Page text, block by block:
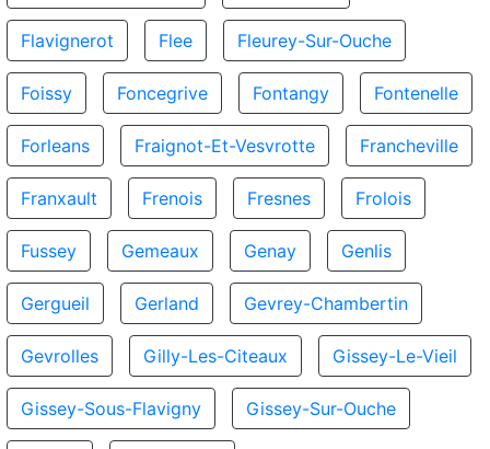
Flavignerot Flee Fleurey-Sur-Ouche
Foissy Foncegrive Fontangy Fontenelle
Forleans Fraignot-Et-Vesvrotte Francheville
Franxault Frenois Fresnes Frolois
Fussey Gemeaux Genay Genlis
Gergueil Gerland Gevrey-Chambertin
Gevrolles Gilly-Les-Citeaux Gissey-Le-Vieil
Gissey-Sous-Flavigny Gissey-Sur-Ouche